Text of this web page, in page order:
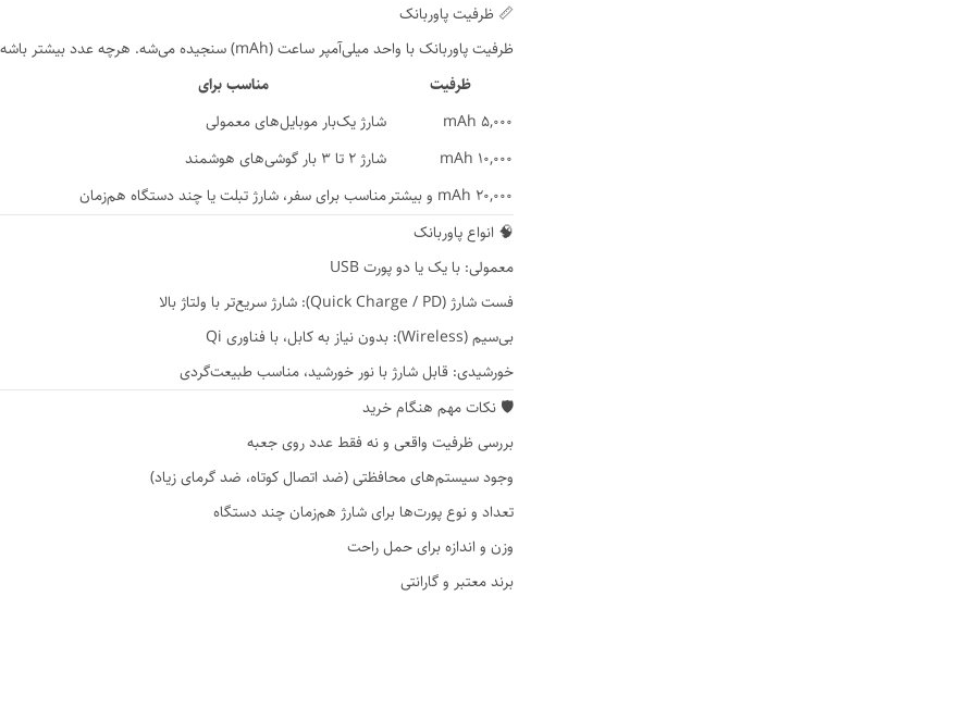
📏 ظرفیت پاوربانک
ظرفیت پاوربانک با واحد میلی‌آمپر ساعت (mAh) سنجیده می‌شه. هرچه عدد بیشتر باشه، دفعات شارژ بیشتری می‌تونه انجام بده:
ظرفیت
مناسب برای
5,000 mAh
شارژ یک‌بار موبایل‌های معمولی
10,000 mAh
شارژ ۲ تا ۳ بار گوشی‌های هوشمند
20,000 mAh و بیشتر
مناسب برای سفر، شارژ تبلت یا چند دستگاه هم‌زمان
🧠 انواع پاوربانک
معمولی: با یک یا دو پورت USB
فست شارژ (Quick Charge / PD): شارژ سریع‌تر با ولتاژ بالا
بی‌سیم (Wireless): بدون نیاز به کابل، با فناوری Qi
خورشیدی: قابل شارژ با نور خورشید، مناسب طبیعت‌گردی
🛡️ نکات مهم هنگام خرید
بررسی ظرفیت واقعی و نه فقط عدد روی جعبه
وجود سیستم‌های محافظتی (ضد اتصال کوتاه، ضد گرمای زیاد)
تعداد و نوع پورت‌ها برای شارژ هم‌زمان چند دستگاه
وزن و اندازه برای حمل راحت
برند معتبر و گارانتی